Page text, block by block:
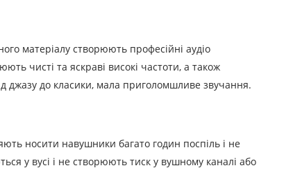
матеріалу створюють професійні аудіо
чисті та яскраві високі частоти, а також
джазу до класики, мала приголомшливе звучання.
носити навушники багато годин поспіль і не
у вусі і не створюють тиск у вушному каналі або